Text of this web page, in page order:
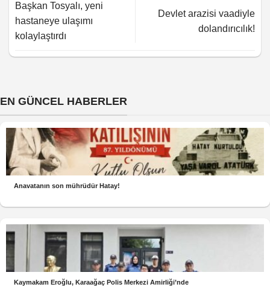
Başkan Tosyalı, yeni
hastaneye ulaşımı
kolaylaştırdı
Devlet arazisi vaadiyle
dolandırıcılık!
EN GÜNCEL HABERLER
Anavatanın son mührüdür Hatay!
Kaymakam Eroğlu, Karaağaç Polis Merkezi Amirliği’nde